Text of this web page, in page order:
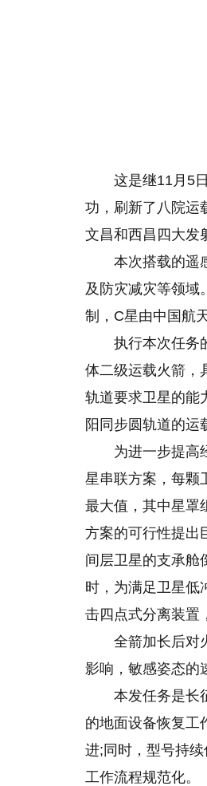
这是继11月5
功，刷新了八院运
文昌和西昌四大发
本次搭载的遥
及防灾减灾等领域
制，C星由中国航
执行本次任务
体二级运载火箭，
轨道要求卫星的能
阳同步圆轨道的运
为进一步提高
星串联方案，每颗
最大值，其中星罩
方案的可行性提出
间层卫星的支承舱
时，为满足卫星低
击四点式分离装置
全箭加长后对
影响，敏感姿态的
本发任务是长
的地面设备恢复工
进;同时，型号持
工作流程规范化。